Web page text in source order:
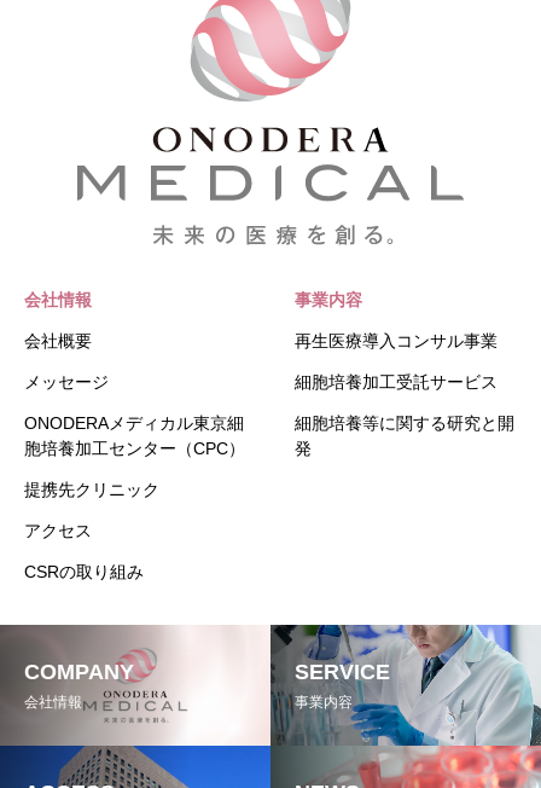
会社情報
会社概要
メッセージ
ONODERAメディカル東京細
胞培養加工センター（CPC）
提携先クリニック
アクセス
CSRの取り組み
事業内容
再生医療導入コンサル事業
細胞培養加工受託サービス
細胞培養等に関する研究と開
発
COMPANY
会社情報
SERVICE
事業内容